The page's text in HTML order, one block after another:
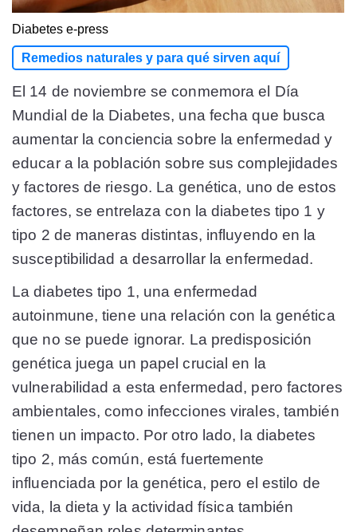
Diabetes e-press
Remedios naturales y para qué sirven aquí
El 14 de noviembre se conmemora el Día
Mundial de la Diabetes, una fecha que busca
aumentar la conciencia sobre la enfermedad y
educar a la población sobre sus complejidades
y factores de riesgo. La genética, uno de estos
factores, se entrelaza con la diabetes tipo 1 y
tipo 2 de maneras distintas, influyendo en la
susceptibilidad a desarrollar la enfermedad.
La diabetes tipo 1, una enfermedad
autoinmune, tiene una relación con la genética
que no se puede ignorar. La predisposición
genética juega un papel crucial en la
vulnerabilidad a esta enfermedad, pero factores
ambientales, como infecciones virales, también
tienen un impacto. Por otro lado, la diabetes
tipo 2, más común, está fuertemente
influenciada por la genética, pero el estilo de
vida, la dieta y la actividad física también